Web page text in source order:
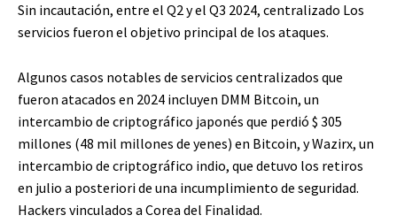
Sin incautación, entre el Q2 y el Q3 2024, centralizado Los
servicios fueron el objetivo principal de los ataques.
Algunos casos notables de servicios centralizados que
fueron atacados en 2024 incluyen DMM Bitcoin, un
intercambio de criptográfico japonés que perdió $ 305
millones (48 mil millones de yenes) en Bitcoin, y Wazirx, un
intercambio de criptográfico indio, que detuvo los retiros
en julio a posteriori de una incumplimiento de seguridad.
Hackers vinculados a Corea del Finalidad.